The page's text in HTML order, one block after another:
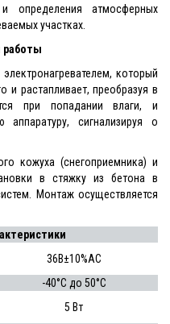
определения атмосферных
участках.
работы
который
и растапливает, преобразуя в
при попадании влаги, и
сигнализируя о
кожуха (снегоприемника) и
в стяжку из бетона в
Монтаж осуществляется
36В±10%АС
-40°C до 50°C
5 Вт